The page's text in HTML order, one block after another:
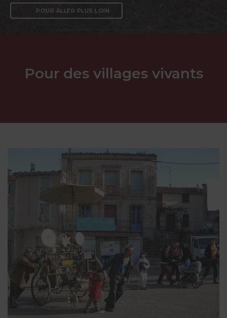
POUR ALLER PLUS LOIN
Pour des villages vivants